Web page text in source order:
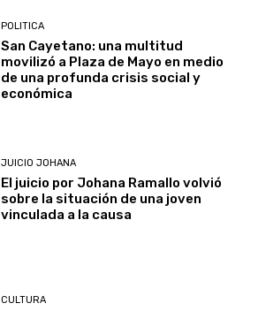
POLITICA
San Cayetano: una multitud
movilizó a Plaza de Mayo en medio
de una profunda crisis social y
económica
JUICIO JOHANA
El juicio por Johana Ramallo volvió
sobre la situación de una joven
vinculada a la causa
CULTURA